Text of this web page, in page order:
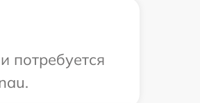
потребуется